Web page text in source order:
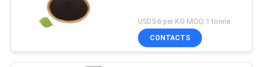
USD5-6 per KG MOQ:1 tonne
CONTACTS